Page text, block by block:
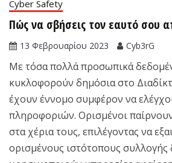
Cyber Safety
Πώς να σβήσεις τον εαυτό σου
13 Φεβρουαρίου 2023 Cyb3rG
Με τόσα πολλά προσωπικά
κυκλοφορούν δημόσια στο
έχουν έννομο συμφέρον να
πληροφοριών. Ορισμένοι
στα χέρια τους, επιλέγοντας να
ορισμένους ιστότοπους